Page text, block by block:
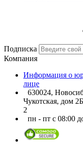
Подписка
Компания
Информация о
лице
630024,
Чукотская, дом
2
пн - пт с 08:00